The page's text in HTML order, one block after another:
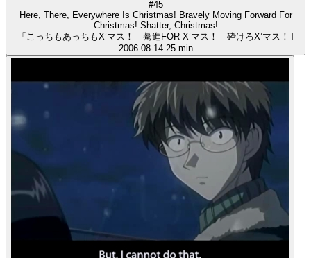
#45
Here, There, Everywhere Is Christmas! Bravely Moving Forward For
Christmas! Shatter, Christmas!
「こっちもあっちもX’マス！ 驀進FOR X’マス！ 砕けろX’マス！｣
2006-08-14 25 min